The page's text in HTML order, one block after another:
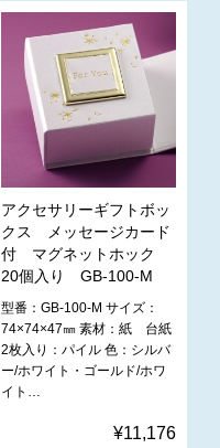
アクセサリーギフトボッ
クス メッセージカード
付 マグネットホック
20個入り GB-100-M
型番：GB-100-M サイズ：
74×74×47㎜ 素材：紙 台紙
2枚入り：パイル 色：シルバ
ー/ホワイト・ゴールド/ホワ
イト…
¥11,176